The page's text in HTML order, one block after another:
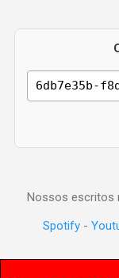
Nossos escritos
Spotify-